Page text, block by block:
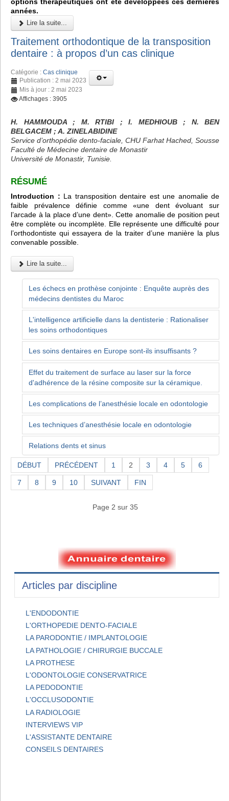
options thérapeutiques ont été développées ces dernières
années.
Lire la suite...
Traitement orthodontique de la transposition
dentaire : à propos d’un cas clinique
Catégorie : Cas clinique
Publication : 2 mai 2023
Mis à jour : 2 mai 2023
Affichages : 3905
H. HAMMOUDA ; M. RTIBI ; I. MEDHIOUB ; N. BEN
BELGACEM ; A. ZINELABIDINE
Service d’orthopédie dento-faciale, CHU Farhat Hached, Sousse
Faculté de Médecine dentaire de Monastir
Université de Monastir, Tunisie.
RÉSUMÉ
Introduction : La transposition dentaire est une anomalie de
faible prévalence définie comme «une dent évoluant sur
l’arcade à la place d’une dent». Cette anomalie de position peut
être complète ou incomplète. Elle représente une difficulté pour
l’orthodontiste qui essayera de la traiter d’une manière la plus
convenable possible.
Lire la suite...
Les échecs en prothèse conjointe : Enquête auprès des
médecins dentistes du Maroc
L'intelligence artificielle dans la dentisterie : Rationaliser
les soins orthodontiques
Les soins dentaires en Europe sont-ils insuffisants ?
Effet du traitement de surface au laser sur la force
d'adhérence de la résine composite sur la céramique.
Les complications de l’anesthésie locale en odontologie
Les techniques d’anesthésie locale en odontologie
Relations dents et sinus
DÉBUT PRÉCÉDENT 1 2 3 4 5 6
7 8 9 10 SUIVANT FIN
Page 2 sur 35
Articles par discipline
L'ENDODONTIE
L'ORTHOPEDIE DENTO-FACIALE
LA PARODONTIE / IMPLANTOLOGIE
LA PATHOLOGIE / CHIRURGIE BUCCALE
LA PROTHESE
L'ODONTOLOGIE CONSERVATRICE
LA PEDODONTIE
L'OCCLUSODONTIE
LA RADIOLOGIE
INTERVIEWS VIP
L'ASSISTANTE DENTAIRE
CONSEILS DENTAIRES